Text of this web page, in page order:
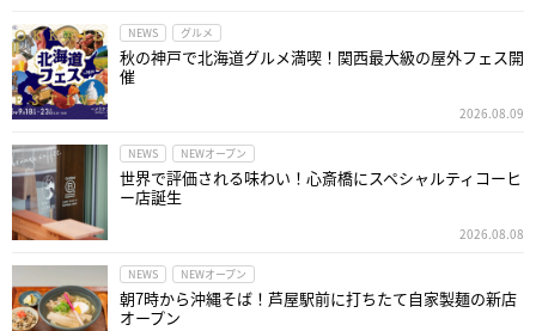
NEWS グルメ
秋の神戸で北海道グルメ満喫！関西最大級の屋外フェス開
催
2026.08.09
NEWS NEWオープン
世界で評価される味わい！心斎橋にスペシャルティコーヒ
ー店誕生
2026.08.08
NEWS NEWオープン
朝7時から沖縄そば！芦屋駅前に打ちたて自家製麺の新店
オープン